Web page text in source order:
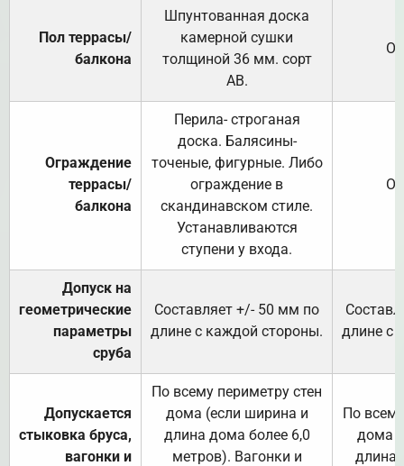
Пол террасы/
балкона
Шпунтованная доска
камерной сушки
толщиной 36 мм. сорт
АВ.
Ограждение
террасы/
балкона
Перила- строганая
доска. Балясины-
точеные, фигурные. Либо
ограждение в
скандинавском стиле.
Устанавливаются
ступени у входа.
Допуск на
геометрические
параметры
сруба
Составляет +/- 50 мм по
длине с каждой стороны.
длине с
Допускается
стыковка бруса,
вагонки и
По всему периметру стен
дома (если ширина и
длина дома более 6,0
метров). Вагонки и
По
дома
длина